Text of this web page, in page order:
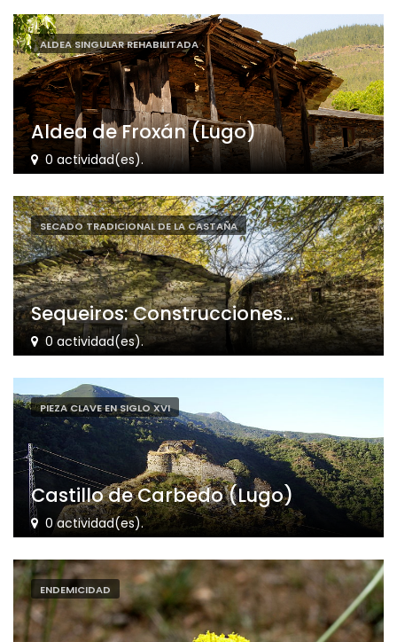
ALDEA SINGULAR REHABILITADA
Aldea de Froxán (Lugo)
0 actividad(es).
SECADO TRADICIONAL DE LA CASTAÑA
Sequeiros: Construcciones...
0 actividad(es).
PIEZA CLAVE EN SIGLO XVI
Castillo de Carbedo (Lugo)
0 actividad(es).
ENDEMICIDAD